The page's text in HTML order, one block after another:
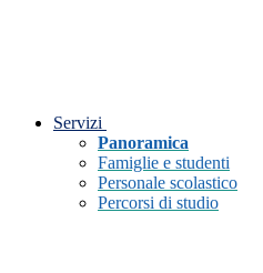
Servizi
Panoramica
Famiglie e studenti
Personale scolastico
Percorsi di studio